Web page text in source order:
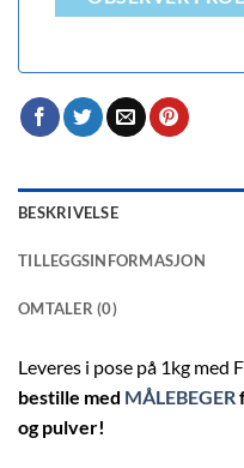
BESKRIVELSE
TILLEGGSINFORMASJON
OMTALER (0)
Leveres i pose på 1kg med
bestille med MÅLEBEGER
og pulver!